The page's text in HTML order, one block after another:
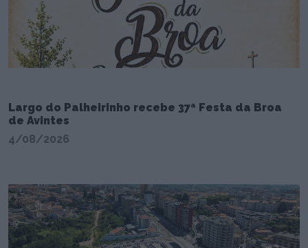
Largo do Palheirinho recebe 37ª Festa da Broa
de Avintes
4/08/2026